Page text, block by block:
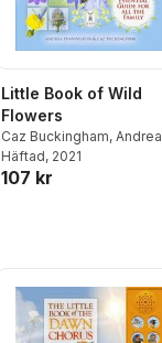
Little Book of Wild
Flowers
Caz Buckingham, Andrea
Pinnington
Häftad, 2021
107 kr